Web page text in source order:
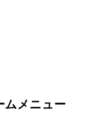
ムメニュー